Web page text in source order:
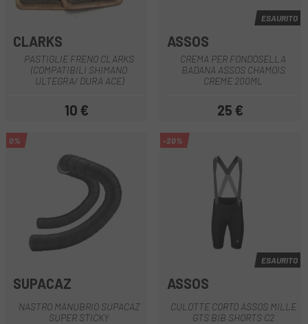
CLARKS
PASTIGLIE FRENO CLARKS
(COMPATIBILI SHIMANO
ULTEGRA/ DURA ACE)
Prezzo
10 €
ESAURITO
ASSOS
CREMA PER FONDOSELLA
BADANA ASSOS CHAMOIS
CREME 200ML
Prezzo
25 €
0%
SUPACAZ
NASTRO MANUBRIO SUPACAZ
SUPER STICKY
-20%
ESAURITO
ASSOS
CULOTTE CORTO ASSOS MILLE
GTS BIB SHORTS C2